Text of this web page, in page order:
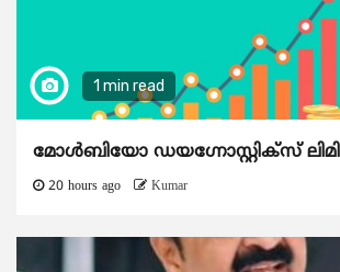
1 min read
മോൾബിയോ ഡയഗ്നോസ്റ്റിക്സ്
20 hours ago Kumar